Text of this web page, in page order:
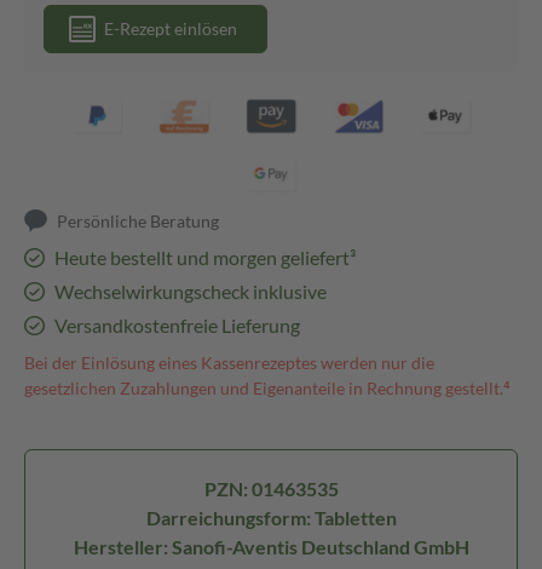
E-Rezept einlösen
Persönliche Beratung
Heute bestellt und morgen geliefert³
Wechselwirkungscheck inklusive
Versandkostenfreie Lieferung
Bei der Einlösung eines Kassenrezeptes werden nur die
gesetzlichen Zuzahlungen und Eigenanteile in Rechnung gestellt.⁴
PZN: 01463535
Darreichungsform: Tabletten
Hersteller: Sanofi-Aventis Deutschland GmbH